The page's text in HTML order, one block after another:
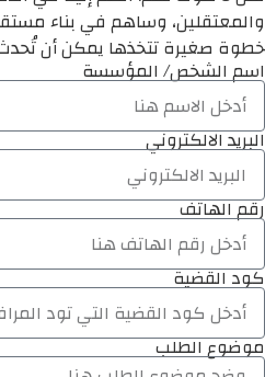
والمعتقلين، وساهم في بناء
خطوة صغيرة تتخذها يمكن أن تُحدث
اسم الشخص/ المؤسسة
البريد الالكتروني
رقم الهاتف
كود القضية
موضوع الطلب